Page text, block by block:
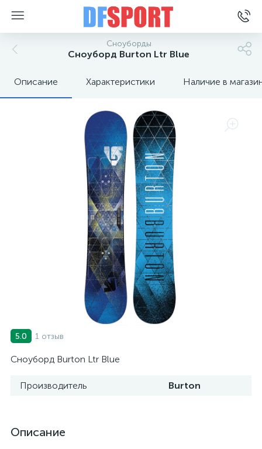
Сноуборды
Сноуборд Burton Ltr Blue
Описание Характеристики Наличие в
5.0 1 отзыв
Сноуборд Burton Ltr Blue
Производитель Burton
Описание